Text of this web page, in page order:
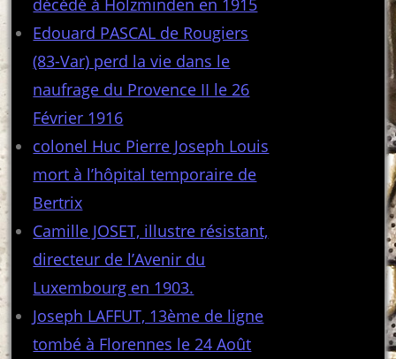
Edouard PASCAL de Rougiers
(83-Var) perd la vie dans le
naufrage du Provence II le 26
Février 1916
colonel Huc Pierre Joseph Louis
mort à l’hôpital temporaire de
Bertrix
Camille JOSET, illustre résistant,
directeur de l’Avenir du
Luxembourg en 1903.
Joseph LAFFUT, 13ème de ligne
tombé à Florennes le 24 Août